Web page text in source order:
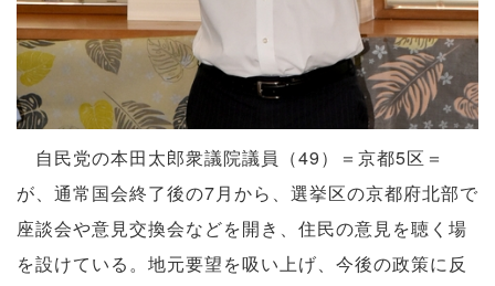
自民党の本田太郎衆議院議員（49）＝京都5区＝
が、通常国会終了後の7月から、選挙区の京都府北部で
座談会や意見交換会などを開き、住民の意見を聴く場
を設けている。地元要望を吸い上げ、今後の政策に反